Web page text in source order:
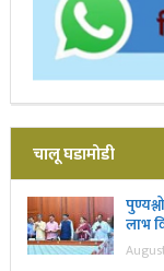
चालू घडामोडी
लाभ